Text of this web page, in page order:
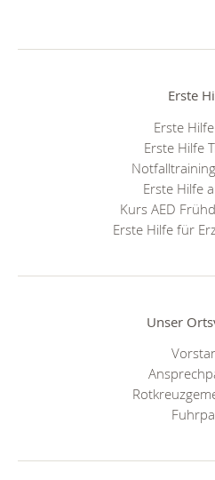
Erste
Erste
Erste Hilfe
Erste Hilfe
Kurs AED
Erste Hilfe für
Unser